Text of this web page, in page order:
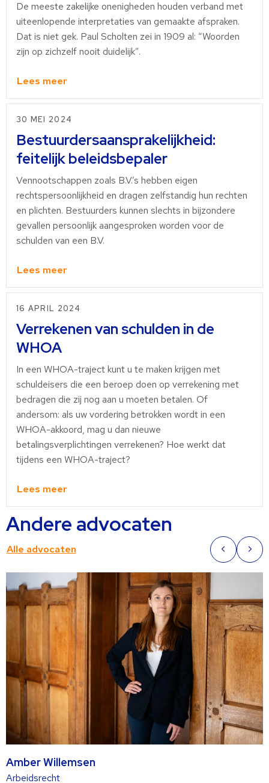
De meeste zakelijke onenigheden houden verband met
uiteenlopende interpretaties van gemaakte afspraken.
Dat is niet gek. Paul Scholten zei in 1909 al: “Woorden
zijn op zichzelf nooit duidelijk”.
Lees meer
Lees
meer
over
30 MEI 2024
Bestuurdersaansprakelijkheid:
feitelijk beleidsbepaler
Vennootschappen zoals B.V.’s hebben eigen
rechtspersoonlijkheid en dragen zelfstandig hun rechten
en plichten. Bestuurders kunnen slechts in bijzondere
gevallen persoonlijk aangesproken worden voor de
schulden van een B.V.
Lees meer
Lees
meer
over
16 APRIL 2024
Verrekenen van schulden in de
WHOA
In een WHOA-traject kunt u te maken krijgen met
schuldeisers die een beroep doen op verrekening met
bedragen die zij nog aan u moeten betalen. Of
andersom: als uw vordering betrokken wordt in een
WHOA-akkoord, mag u dan nieuwe
betalingsverplichtingen verrekenen? Hoe werkt dat
tijdens een WHOA-traject?
Lees meer
meer
Andere advocaten
Alle advocaten
Vorige
slide
slide
Amber Willemsen
ArbeidsrechtLees